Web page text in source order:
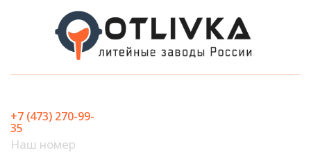
содержимому
+7 (473) 270-99-
35
Наш номер